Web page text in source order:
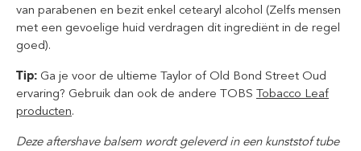
van parabenen en bezit enkel cetearyl alcohol (Zelfs mensen
met een gevoelige huid verdragen dit ingrediënt in de regel
goed).
Tip: Ga je voor de ultieme Taylor of Old Bond Street Oud
ervaring? Gebruik dan ook de andere TOBS Tobacco Leaf
producten.
Deze aftershave balsem wordt geleverd in een kunststof tube